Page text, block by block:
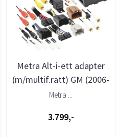
Metra Alt-i-ett adapter
(m/multif.ratt) GM (2006-
->)(m/u akti
Metra ...
3.799,-